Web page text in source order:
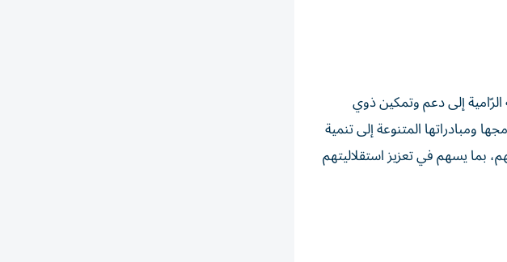
الرّامية إلى دعم وتمكين ذوي
ومبادراتها المتنوعة إلى تنمية
بما يسهم في تعزيز استقلاليتهم